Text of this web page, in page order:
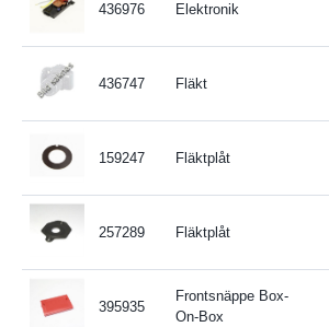
436976 Elektronik
436747 Fläkt
159247 Fläktplåt
257289 Fläktplåt
395935
Frontsnäppe Box-
On-Box